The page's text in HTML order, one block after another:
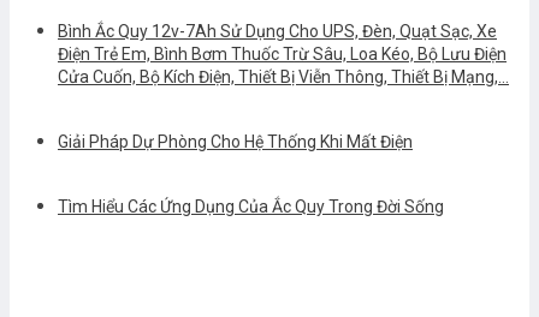
Bình Ắc Quy 12v-7Ah Sử Dụng Cho UPS, Đèn, Quạt Sạc, Xe
Điện Trẻ Em, Bình Bơm Thuốc Trừ Sâu, Loa Kéo, Bộ Lưu Điện
Cửa Cuốn, Bộ Kích Điện, Thiết Bị Viễn Thông, Thiết Bị Mạng,…
Giải Pháp Dự Phòng Cho Hệ Thống Khi Mất Điện
Tìm Hiểu Các Ứng Dụng Của Ắc Quy Trong Đời Sống